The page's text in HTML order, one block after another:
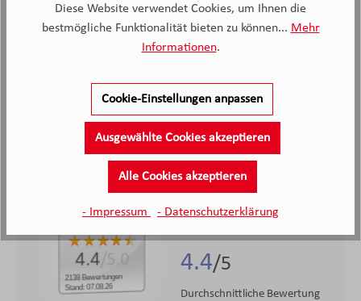
Hersteller Informationen
2138 Bewertungen
Stand: 07.08.26
4.4/5.0
2.138
bewertet
4.4
Durchschnittliche Bewertung
Diese Website verwendet Cookies, um Ihnen die
bestmögliche Funktionalität bieten zu können... Mehr
Informationen.
Cookie-Einstellungen anpassen
Ausgewählte Cookies akzeptieren
Alle Cookies akzeptieren
- Impressum - Datenschutzerklärung